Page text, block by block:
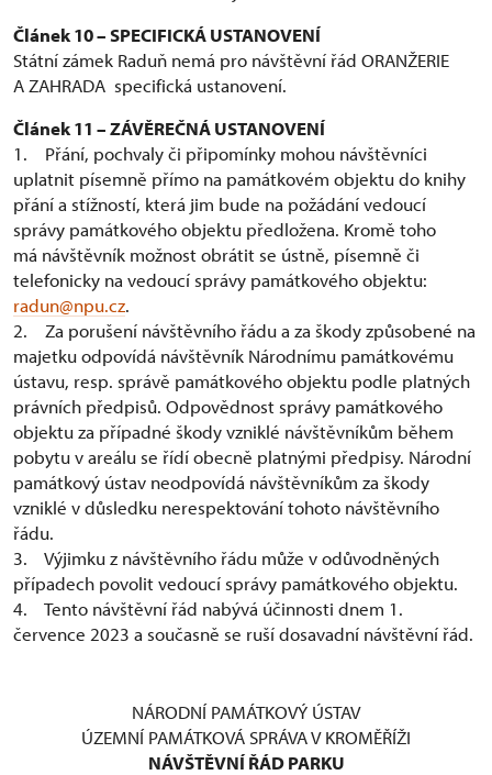
Článek 10 – SPECIFICKÁ USTANOVENÍ
Státní zámek Raduň nemá pro návštěvní řád ORANŽERIE
A ZAHRADA specifická ustanovení.
Článek 11 – ZÁVĚREČNÁ USTANOVENÍ
1. Přání, pochvaly či připomínky mohou návštěvníci
uplatnit písemně přímo na památkovém objektu do knihy
přání a stížností, která jim bude na požádání vedoucí
správy památkového objektu předložena. Kromě toho
má návštěvník možnost obrátit se ústně, písemně či
telefonicky na vedoucí správy památkového objektu:
radun@npu.cz.
2. Za porušení návštěvního řádu a za škody způsobené na
majetku odpovídá návštěvník Národnímu památkovému
ústavu, resp. správě památkového objektu podle platných
právních předpisů. Odpovědnost správy památkového
objektu za případné škody vzniklé návštěvníkům během
pobytu v areálu se řídí obecně platnými předpisy. Národní
památkový ústav neodpovídá návštěvníkům za škody
vzniklé v důsledku nerespektování tohoto návštěvního
řádu.
3. Výjimku z návštěvního řádu může v odůvodněných
případech povolit vedoucí správy památkového objektu.
4. Tento návštěvní řád nabývá účinnosti dnem 1.
července 2023 a současně se ruší dosavadní návštěvní řád.
NÁRODNÍ PAMÁTKOVÝ ÚSTAV
ÚZEMNÍ PAMÁTKOVÁ SPRÁVA V KROMĚŘÍŽI
NÁVŠTĚVNÍ ŘÁD PARKU